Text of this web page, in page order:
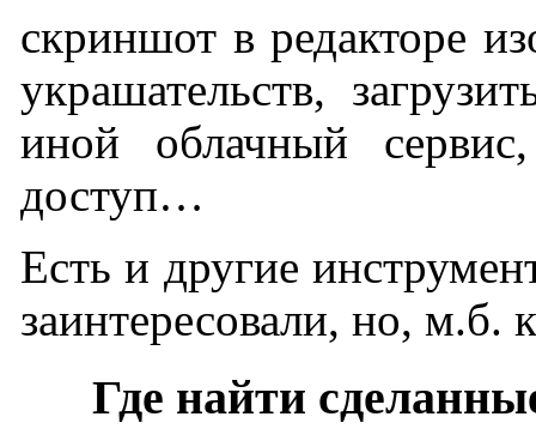
скриншот в редакторе
украшательств,
иной облачный
доступ…
Есть и другие
заинтересовали, но, м.б.
Где найти